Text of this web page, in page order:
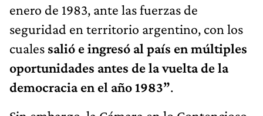
enero de 1983, ante las fuerzas de
seguridad en territorio argentino, con los
cuales salió e ingresó al país en múltiples
oportunidades antes de la vuelta de la
democracia en el año 1983”.